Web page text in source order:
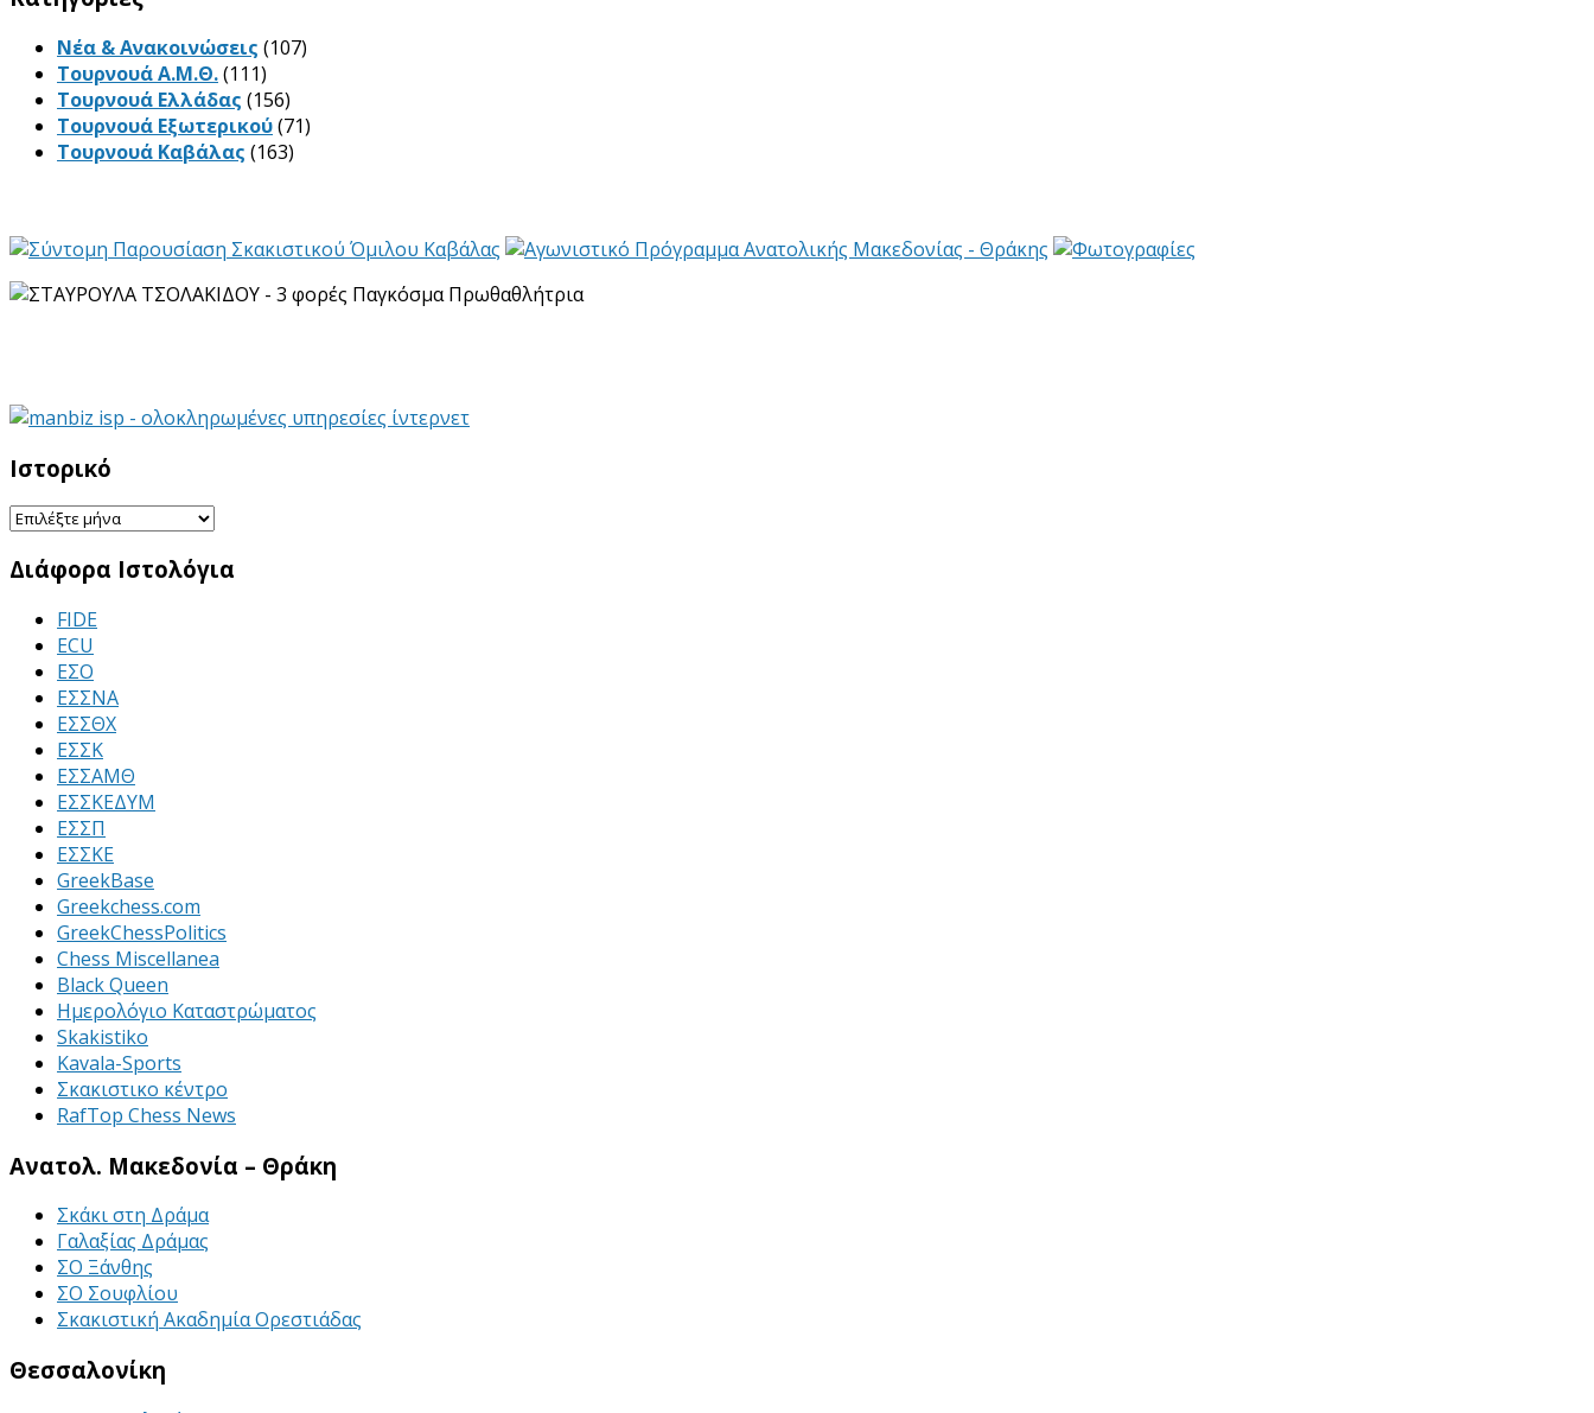
Νέα & Ανακοινώσεις (107)
Τουρνουά Α.Μ.Θ.(111)
Τουρνουά Ελλάδας (156)
Τουρνουά Εξωτερικού(71)
Τουρνουά Καβάλας (163)
Ιστορικό
Ιστορικό
Διάφορα Ιστολόγια
FIDE
ECU
ΕΣΟ
ΕΣΣΝΑ
ΕΣΣΘΧ
ΕΣΣΚ
ΕΣΣΑΜΘ
ΕΣΣΚΕΔΥΜ
ΕΣΣΠ
ΕΣΣΚΕ
GreekBase
Greekchess.com
GreekChessPolitics
Chess Miscellanea
Black Queen
Ημερολόγιο Καταστρώματος
Skakistiko
Kavala-Sports
Σκακιστικο κέντρο
RafTop Chess News
Ανατολ. Μακεδονία – Θράκη
Σκάκι στη Δράμα
Γαλαξίας Δράμας
ΣΟ Ξάνθης
ΣΟ Σουφλίου
Σκακιστική Ακαδημία Ορεστιάδας
Θεσσαλονίκη